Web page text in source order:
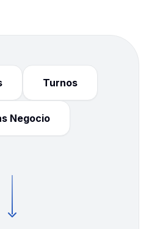
Turnos
Negocio